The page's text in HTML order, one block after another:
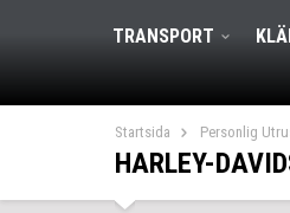
TRANSPORT
Startsida Personlig
HARLEY-